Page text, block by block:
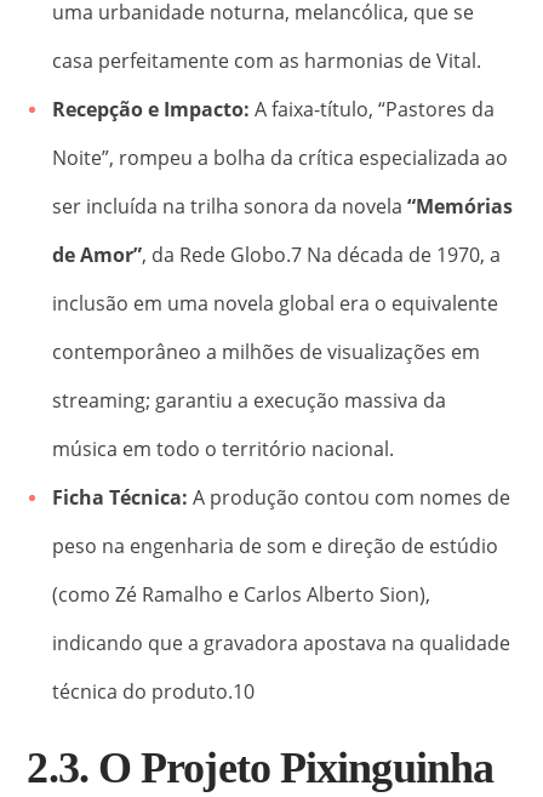
uma urbanidade noturna, melancólica, que se
casa perfeitamente com as harmonias de Vital.
Recepção e Impacto: A faixa-título, “Pastores da
Noite”, rompeu a bolha da crítica especializada ao
ser incluída na trilha sonora da novela“Memórias
de Amor”, da Rede Globo.7 Na década de 1970, a
inclusão em uma novela global era o equivalente
contemporâneo a milhões de visualizações em
streaming; garantiu a execução massiva da
música em todo o território nacional.
Ficha Técnica: A produção contou com nomes de
peso na engenharia de som e direção de estúdio
(como Zé Ramalho e Carlos Alberto Sion),
indicando que a gravadora apostava na qualidade
técnica do produto.10
2.3. O Projeto Pixinguinha